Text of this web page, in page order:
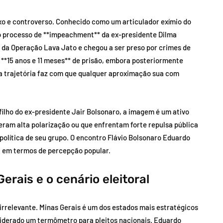
e controverso. Conhecido como um articulador exímio do
de **impeachment** da ex-presidente Dilma
Operação Lava Jato e chegou a ser preso por crimes de
anos e 11 meses** de prisão, embora posteriormente
trajetória faz com que qualquer aproximação sua com
do ex-presidente Jair Bolsonaro, a imagem é um ativo
alta polarização ou que enfrentam forte repulsa pública
de seu grupo. O encontro Flávio Bolsonaro Eduardo
termos de percepção popular.
e o cenário eleitoral
Minas Gerais é um dos estados mais estratégicos
um termômetro para pleitos nacionais. Eduardo